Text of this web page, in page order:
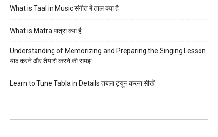
What is Taal in Music संगीत में ताल क्या है
What is Matra मात्रा क्या है
Understanding of Memorizing and Preparing the Singing Lesson
याद करने और तैयारी करने की समझ
Learn to Tune Tabla in Details तबला ट्यून करना सीखें